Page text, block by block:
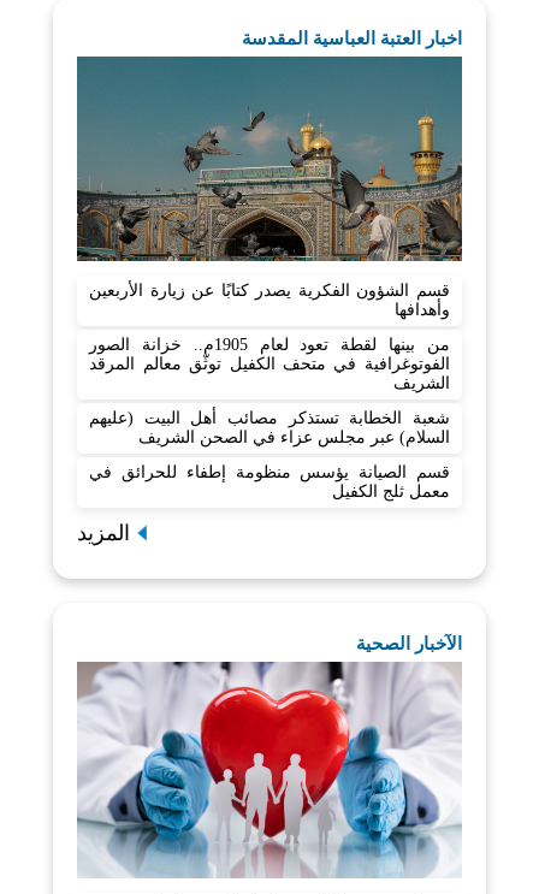
اخبار العتبة العباسية المقدسة
قسم الشؤون الفكرية يصدر كتابًا عن زيارة الأربعين
وأهدافها
من بينها لقطة تعود لعام 1905م.. خزانة الصور
الفوتوغرافية في متحف الكفيل توثّق معالم المرقد
الشريف
شعبة الخطابة تستذكر مصائب أهل البيت (عليهم
السلام) عبر مجلس عزاء في الصحن الشريف
قسم الصيانة يؤسس منظومة إطفاء للحرائق في
معمل ثلج الكفيل
المزيد
الآخبار الصحية